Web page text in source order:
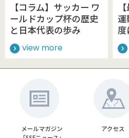
【コラム】サッカー ワ
ールドカップ杯の歴史
と日本代表の歩み
view more
運
メールマガジン
アクセス